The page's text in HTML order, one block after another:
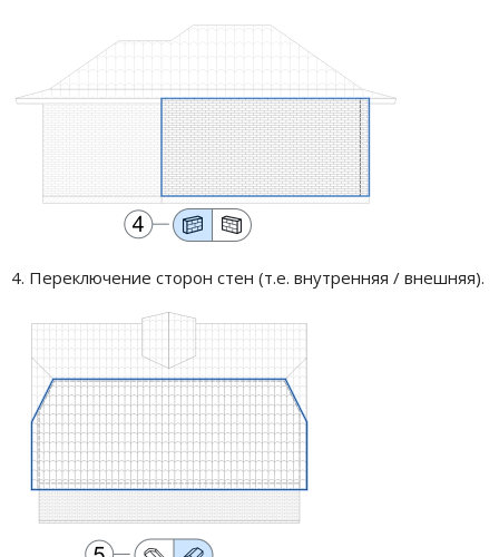
4. Переключение сторон стен (т.е. внутренняя / внешняя).